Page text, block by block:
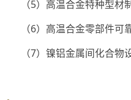
（5）高温合金特种型材
（6）高温合金零部件可
（7）镍铝金属间化合物